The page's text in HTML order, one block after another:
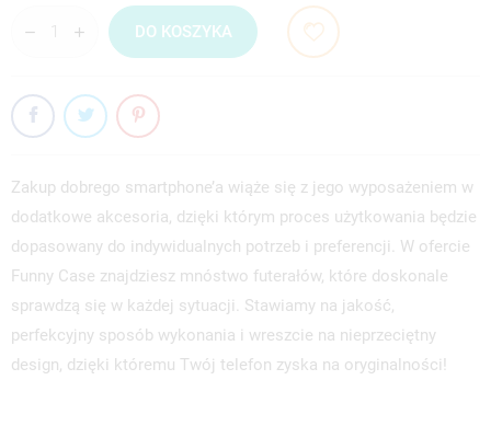
DO KOSZYKA
Zakup dobrego smartphone’a wiąże się z jego wyposażeniem w
dodatkowe akcesoria, dzięki którym proces użytkowania będzie
dopasowany do indywidualnych potrzeb i preferencji. W ofercie
Funny Case znajdziesz mnóstwo futerałów, które doskonale
sprawdzą się w każdej sytuacji. Stawiamy na jakość,
perfekcyjny sposób wykonania i wreszcie na nieprzeciętny
design, dzięki któremu Twój telefon zyska na oryginalności!